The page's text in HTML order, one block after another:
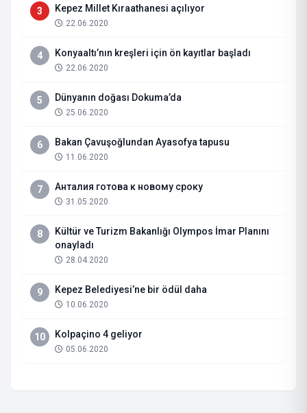
3 Kepez Millet Kıraathanesi açılıyor
22.06.2020
4 Konyaaltı’nın kreşleri için ön kayıtlar başladı
22.06.2020
5 Dünyanın doğası Dokuma’da
25.06.2020
6 Bakan Çavuşoğlundan Ayasofya tapusu
11.06.2020
7 Анталия готова к новому сроку
31.05.2020
8
Kültür ve Turizm Bakanlığı Olympos İmar Planını
onayladı
28.04.2020
9 Kepez Belediyesi’ne bir ödül daha
10.06.2020
10 Kolpaçino 4 geliyor
05.06.2020